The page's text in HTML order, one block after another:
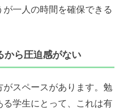
一人の時間を確保できる
から圧迫感がない
スペースがあります。勉
学生にとって、これは有